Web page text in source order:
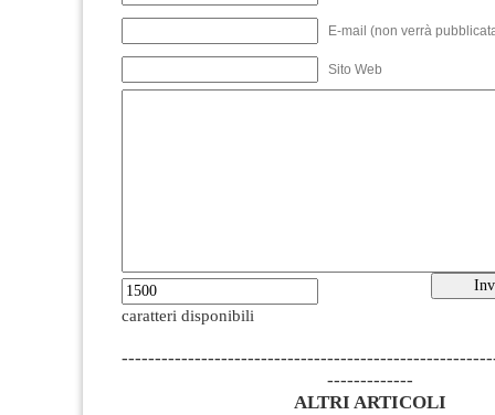
E-mail (non verrà
Sito Web
caratteri disponibili
-------------
ALTRI ARTICOLI